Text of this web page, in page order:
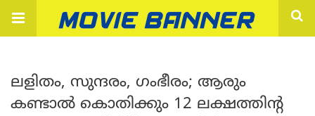
ലളിതം, സുന്ദരം, ഗംഭീരം; ആരും
കണ്ടാൽ കൊതിക്കും 12 ലക്ഷത്തിന്റ